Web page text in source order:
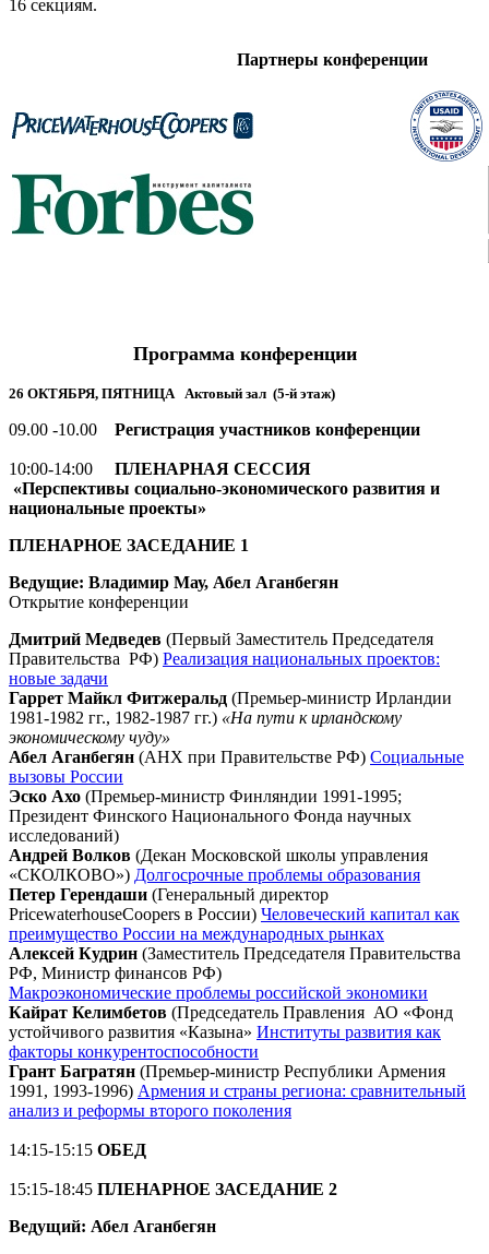
16 секциям.
Партнеры конференции
Программа конференции
26 ОКТЯБРЯ, ПЯТНИЦА Актовый зал (5-й этаж)
09.00 -10.00 Регистрация участников конференции
10:00-14:00 ПЛЕНАРНАЯ СЕССИЯ
«Перспективы социально-экономического развития и
национальные проекты»
ПЛЕНАРНОЕ ЗАСЕДАНИЕ 1
Ведущие: Владимир Мау, Абел Аганбегян
Открытие конференции
Дмитрий Медведев (Первый Заместитель Председателя
Правительства РФ) Реализация национальных проектов:
новые задачи
Гаррет Майкл Фитжеральд (Премьер-министр Ирландии
1981-1982 гг., 1982-1987 гг.) «На пути к ирландскому
экономическому чуду»
Абел Аганбегян (АНХ при Правительстве РФ) Социальные
вызовы России
Эско Ахо (Премьер-министр Финляндии 1991-1995;
Президент Финского Национального Фонда научных
исследований)
Андрей Волков (Декан Московской школы управления
«СКОЛКОВО») Долгосрочные проблемы образования
Петер Герендаши (Генеральный директор
PricewaterhouseCoopers в России) Человеческий капитал как
преимущество России на международных рынках
Алексей Кудрин (Заместитель Председателя Правительства
РФ, Министр финансов РФ)
Макроэкономические проблемы российской экономики
Кайрат Келимбетов (Председатель Правления АО «Фонд
устойчивого развития «Казына» Институты развития как
факторы конкурентоспособности
Грант Багратян (Премьер-министр Республики Армения
1991, 1993-1996) Армения и страны региона: сравнительный
анализ и реформы второго поколения
14:15-15:15 ОБЕД
15:15-18:45 ПЛЕНАРНОЕ ЗАСЕДАНИЕ 2
Ведущий: Абел Аганбегян